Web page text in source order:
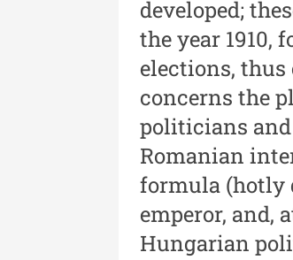
Buletinul
și Tehnicii
- An XIV / Nr.
Buletinul
și Tehnicii
- An XII / Nr. 13
Indexul
developed;
the year 1910,
elections,
concerns the
politicians
Romanian
formula (hotly
emperor, and,
Hungarian